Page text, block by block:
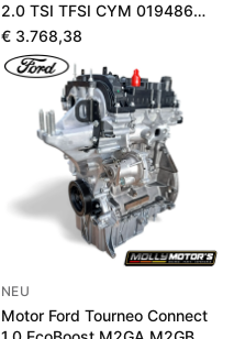
2.0 TSI TFSI CYM 019486
km
€ 3.768,38
NEU
Motor Ford Tourneo Connect